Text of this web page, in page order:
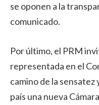
se oponen a la
comunicado.
Por último, el PRM
representada en el
camino de la
país una nueva